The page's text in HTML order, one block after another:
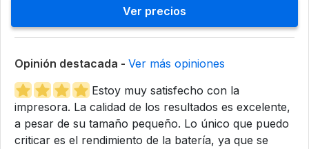
Ver precios
Opinión destacada - Ver más opiniones
Estoy muy satisfecho con la
impresora. La calidad de los resultados es excelente,
a pesar de su tamaño pequeño. Lo único que puedo
criticar es el rendimiento de la batería, ya que se